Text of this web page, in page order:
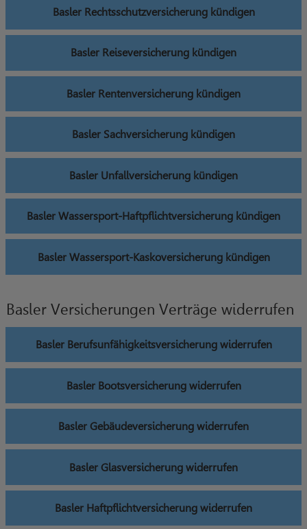
Basler Rechtsschutzversicherung kündigen
Basler Reiseversicherung kündigen
Basler Rentenversicherung kündigen
Basler Sachversicherung kündigen
Basler Unfallversicherung kündigen
Basler Wassersport-Haftpflichtversicherung kündigen
Basler Wassersport-Kaskoversicherung kündigen
Basler Versicherungen Verträge widerrufen
Basler Berufsunfähigkeitsversicherung widerrufen
Basler Bootsversicherung widerrufen
Basler Gebäudeversicherung widerrufen
Basler Glasversicherung widerrufen
Basler Haftpflichtversicherung widerrufen